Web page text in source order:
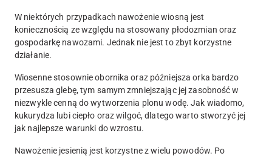
W niektórych przypadkach nawożenie wiosną jest
koniecznością ze względu na stosowany płodozmian oraz
gospodarkę nawozami. Jednak nie jest to zbyt korzystne
działanie.
Wiosenne stosownie obornika oraz późniejsza orka bardzo
przesusza glebę, tym samym zmniejszając jej zasobność w
niezwykle cenną do wytworzenia plonu wodę. Jak wiadomo,
kukurydza lubi ciepło oraz wilgoć, dlatego warto stworzyć jej
jak najlepsze warunki do wzrostu.
Nawożenie jesienią jest korzystne z wielu powodów. Po